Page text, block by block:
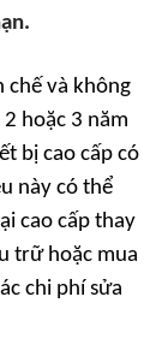
chế và không
hoặc 3 năm
bị cao cấp có
này có thể
cao cấp thay
trữ hoặc mua
chi phí sửa